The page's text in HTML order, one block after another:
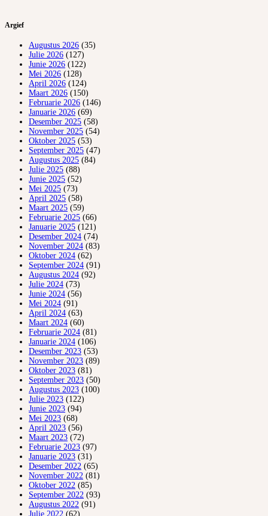
Argief
Augustus 2026 (35)
Julie 2026 (127)
Junie 2026 (122)
Mei 2026 (128)
April 2026 (124)
Maart 2026 (150)
Februarie 2026 (146)
Januarie 2026 (69)
Desember 2025 (58)
November 2025 (54)
Oktober 2025 (53)
September 2025 (47)
Augustus 2025 (84)
Julie 2025 (88)
Junie 2025 (52)
Mei 2025 (73)
April 2025 (58)
Maart 2025 (59)
Februarie 2025 (66)
Januarie 2025 (121)
Desember 2024 (74)
November 2024 (83)
Oktober 2024 (62)
September 2024 (91)
Augustus 2024 (92)
Julie 2024 (73)
Junie 2024 (56)
Mei 2024 (91)
April 2024 (63)
Maart 2024 (60)
Februarie 2024 (81)
Januarie 2024 (106)
Desember 2023 (53)
November 2023 (89)
Oktober 2023 (81)
September 2023 (50)
Augustus 2023 (100)
Julie 2023 (122)
Junie 2023 (94)
Mei 2023 (68)
April 2023 (56)
Maart 2023 (72)
Februarie 2023 (97)
Januarie 2023 (31)
Desember 2022 (65)
November 2022 (81)
Oktober 2022 (85)
September 2022 (93)
Augustus 2022 (91)
Julie 2022 (62)